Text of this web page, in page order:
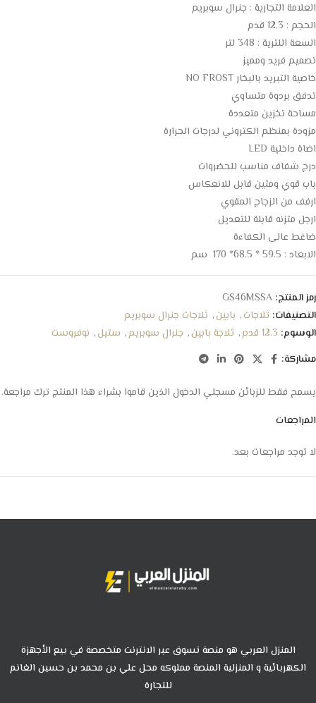
العلامة التجارية : جنرال سوبريم
الحجم : 12.3 قدم
السعة اللترية : 348 لتر
تصميم فريد ومميز
خاصية التبريد بالبخار NO FROST
تدفق بردوة متساوي
مساحة تخزين متعددة
مزودة بمنظم الكتروني لدرجات الحرارة
اضاة داخلية LED
درج شفاف مناسب للحضروات
باب قوي ومتين قابل للانعكاس
ارفف من الزجاج المقوي
ارجل متزنه قابلة للتعديل
ضاغط عالى الكفاءة
الابعاد : 59.5 * 68.5* 170 سم
رمز المنتج: GS46MSSA
التصنيفات: ثلاجات, بابين, ثلاجات جنرال سوبريم
الوسوم: 12.3 قدم , ثلاجة بابين, جنرال سوبريم, ستيل, نوفروست
مشاركة:
المراجعات
لا توجد مراجعات بعد.
يسمح فقط للزبائن مسجلي الدخول الذين قاموا بشراء هذا المنتج ترك مراجعة.
المنزل العربي هو منصة تسوق عبر الانترنت متخصصة في بيع الأجهزة
الكهربائية و المنزلية المنصة مملوكه محل علي بن محمد بن حسين الغانم
للتجارة